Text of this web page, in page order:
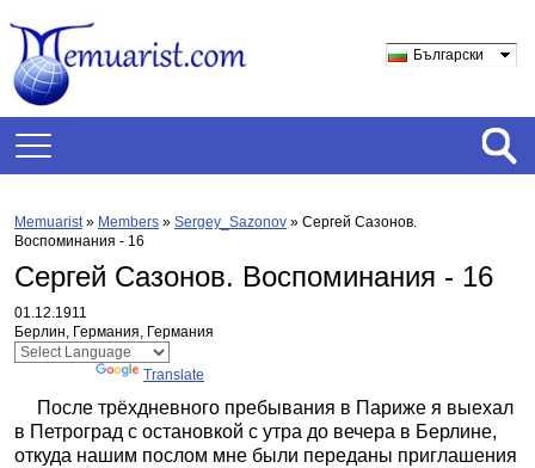
Български
Memuarist» Members » Sergey_Sazonov » Сергей Сазонов.
Воспоминания - 16
Сергей Сазонов. Воспоминания - 16
01.12.1911
Берлин, Германия, Германия
Translate
После трёхдневного пребывания в Париже я выехал
в Петроград с остановкой с утра до вечера в Берлине,
откуда нашим послом мне были переданы приглашения